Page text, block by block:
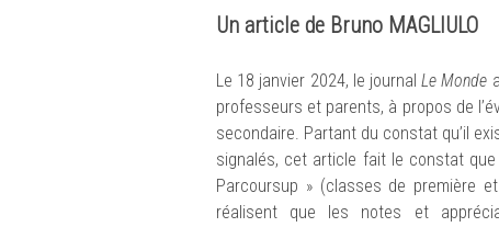
Un article de Bruno MAGLIULO
Le 18 janvier 2024, le journalLe Monde
professeurs et parents, à propos de
secondaire. Partant du constat qu’il
signalés, cet article fait le constat
Parcoursup » (classes de première
réalisent que les notes et